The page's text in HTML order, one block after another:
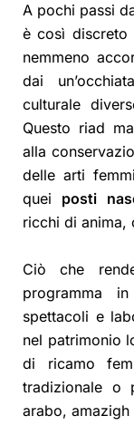
A pochi passi
è così discreto
nemmeno
dai
culturale
Questo riad
alla
delle arti
quei posti
ricchi di anima,
Ciò che
programma
spettacoli e
nel patrimonio
di ricamo
tradizionale o
arabo, amazigh